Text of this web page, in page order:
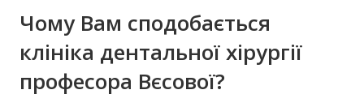
Чому Вам сподобається
клініка дентальної хірургії
професора Вєсової?